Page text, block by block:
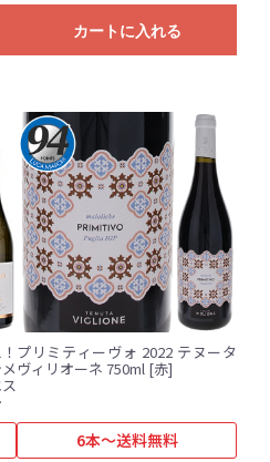
カートに入れる
プリミティーヴォ 2022 テヌータ
ヴィリオーネ 750ml [赤]
6本～送料無料